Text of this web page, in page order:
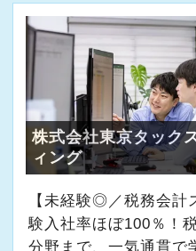
株式会社東京タック
ィング
【未経験◎／税務会計
験入社率ほぼ100％！
分野まで、一気通貫で